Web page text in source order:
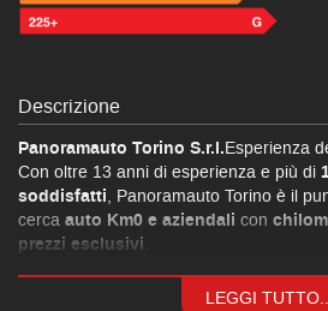
Descrizione
Panoramauto Torino S.r.l.Esperienza
Con oltre 13 anni di esperienza e più di
soddisfatti, Panoramauto Torino è il
cerca auto Km0 e aziendali con
prezzi esclusivi
grazie alle convenzioni con le
LEGGI